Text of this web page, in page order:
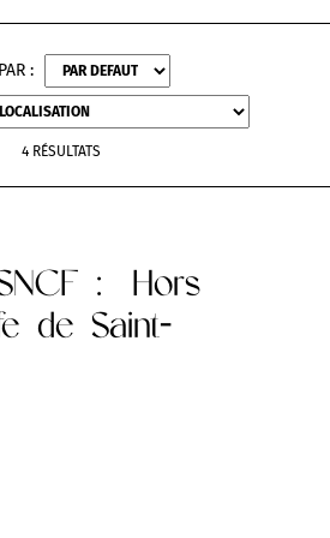
:
4 RÉSULTATS
: Hors
de Saint-